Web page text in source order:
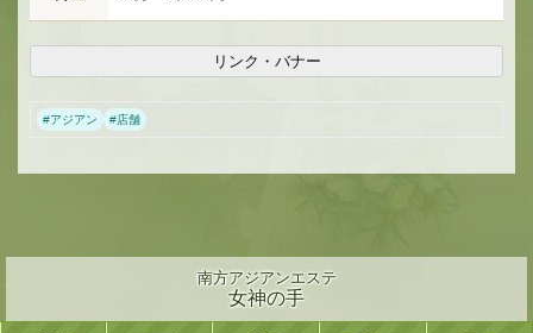
リンク・バナー
#アジアン #店舗
南方アジアンエステ
女神の手